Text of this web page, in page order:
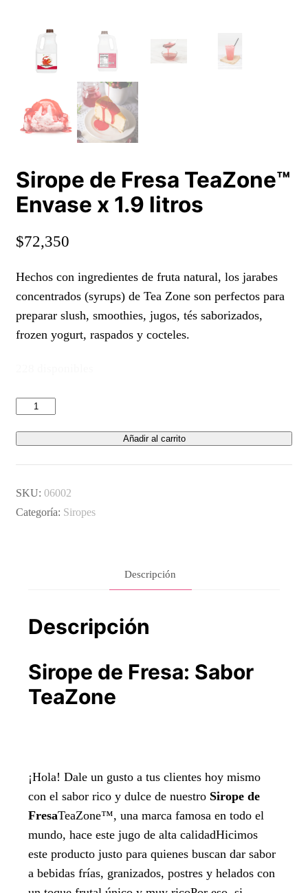
Sirope de Fresa TeaZone™
Envase x 1.9 litros
$72,350
Hechos con ingredientes de fruta natural, los jarabes
concentrados (syrups) de Tea Zone son perfectos para
preparar slush, smoothies, jugos, tés saborizados,
frozen yogurt, raspados y cocteles.
Sirope
Fresa
x
1.9
Añadir al carrito
SKU: 06002
Categoría: Siropes
Descripción
Descripción
Sirope de Fresa: Sabor
TeaZone
¡Hola! Dale un gusto a tus clientes hoy mismo
con el sabor rico y dulce de nuestro Sirope de
FresaTeaZone™, una marca famosa en todo el
mundo, hace este jugo de alta calidadHicimos
este producto justo para quienes buscan dar sabor
a bebidas frías, granizados, postres y helados con